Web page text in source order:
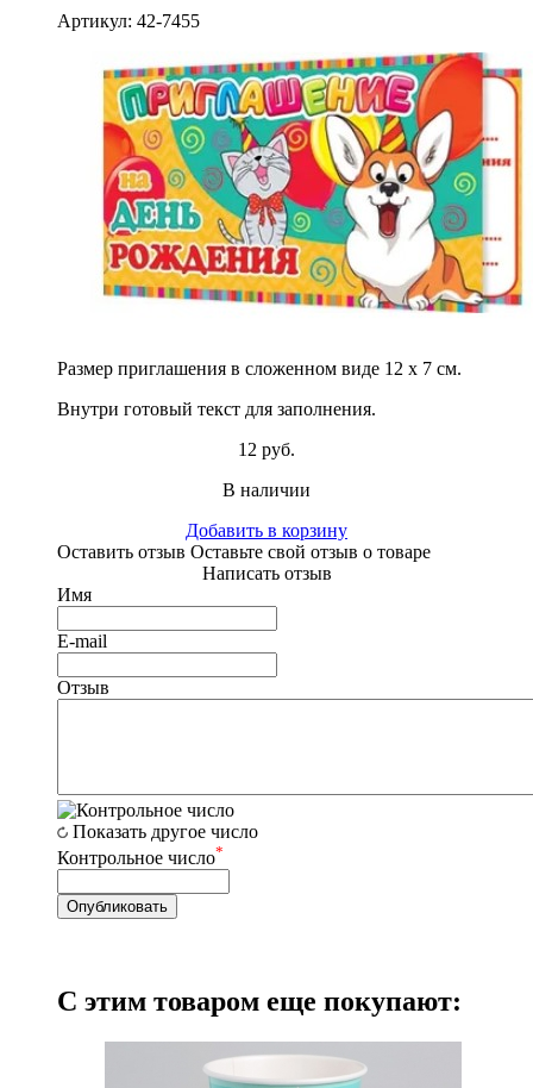
Артикул: 42-7455
Размер приглашения в сложенном виде 12 х 7 см.
Внутри готовый текст для заполнения.
12 руб.
В наличии
Добавить в корзину
Оставить отзыв Оставьте свой отзыв о товаре
Написать отзыв
Имя
E-mail
Отзыв
Показать другое число
Контрольное число*
С этим товаром еще покупают: